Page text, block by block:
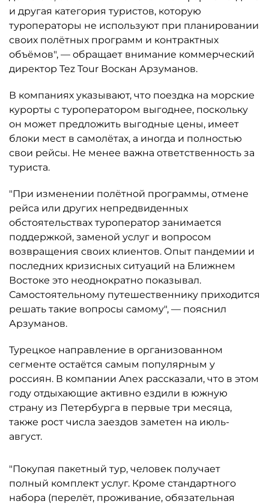
и другая категория туристов, которую
туроператоры не используют при планировании
своих полётных программ и контрактных
объёмов", — обращает внимание коммерческий
директор Tez Tour Воскан Арзуманов.
В компаниях указывают, что поездка на морские
курорты с туроператором выгоднее, поскольку
он может предложить выгодные цены, имеет
блоки мест в самолётах, а иногда и полностью
свои рейсы. Не менее важна ответственность за
туриста.
"При изменении полётной программы, отмене
рейса или других непредвиденных
обстоятельствах туроператор занимается
поддержкой, заменой услуг и вопросом
возвращения своих клиентов. Опыт пандемии и
последних кризисных ситуаций на Ближнем
Востоке это неоднократно показывал.
Самостоятельному путешественнику приходится
решать такие вопросы самому", — пояснил
Арзуманов.
Турецкое направление в организованном
сегменте остаётся самым популярным у
россиян. В компании Anex рассказали, что в этом
году отдыхающие активно ездили в южную
страну из Петербурга в первые три месяца,
также рост числа заездов заметен на июль-
август.
"Покупая пакетный тур, человек получает
полный комплект услуг. Кроме стандартного
набора (перелёт, проживание, обязательная